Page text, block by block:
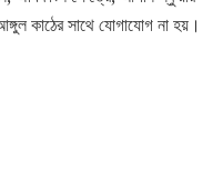
কাঠের সাথে যোগাযোগ না হয়।